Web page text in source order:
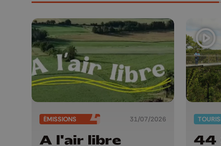
ÉMISSIONS 31/07/2026
A l'air libre
44